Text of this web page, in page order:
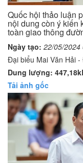
Quốc hội thảo luận
nội dung còn ý kiến
toàn giao thông
Ngày tạo: 22/05/2024
Đại biểu Mai Văn Hải
Dung lượng:
Tải ảnh gốc